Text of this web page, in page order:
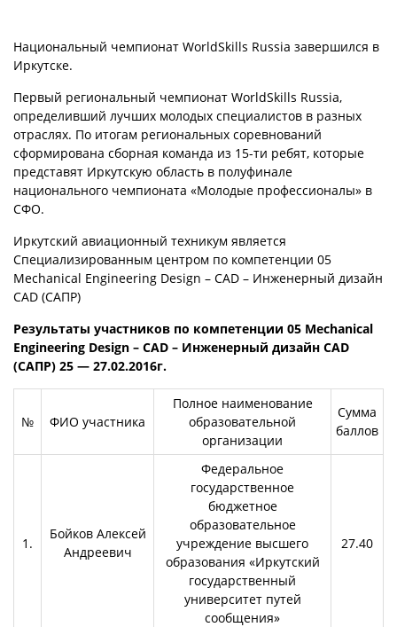
Национальный чемпионат WorldSkills Russia завершился в
Иркутске.
Первый региональный чемпионат WorldSkills Russia,
определивший лучших молодых специалистов в разных
отраслях. По итогам региональных соревнований
сформирована сборная команда из 15-ти ребят, которые
представят Иркутскую область в полуфинале
национального чемпионата «Молодые профессионалы» в
СФО.
Иркутский авиационный техникум является
Специализированным центром по компетенции 05
Mechanical Engineering Design – CAD – Инженерный дизайн
CAD (САПР)
Результаты участников по компетенции 05 Mechanical
Engineering Design – CAD – Инженерный дизайн CAD
(САПР) 25 — 27.02.2016г.
№ ФИО участника
Полное наименование
образовательной
организации
Сумма
баллов
1.
Бойков Алексей
Андреевич
Федеральное
государственное
бюджетное
образовательное
учреждение высшего
образования «Иркутский
государственный
университет путей
сообщения»
27.40